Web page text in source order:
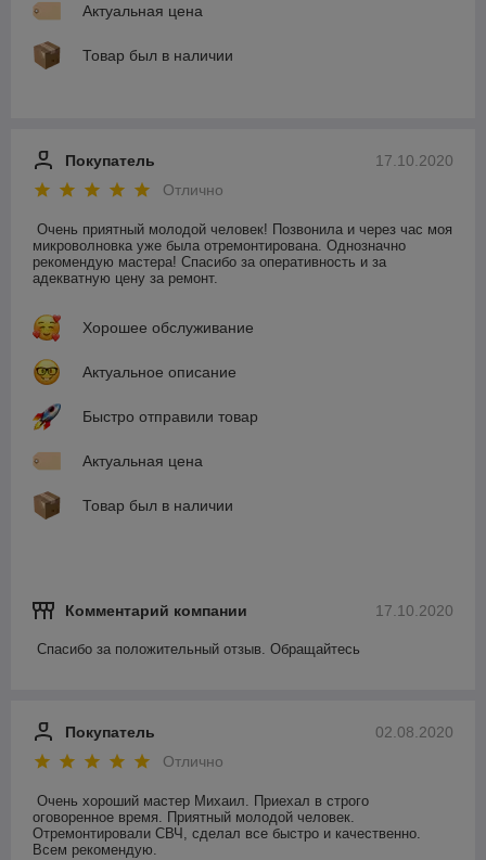
Актуальная цена
Товар был в наличии
17.10.2020
Покупатель
Отлично
Очень приятный молодой человек! Позвонила и через час моя
микроволновка уже была отремонтирована. Однозначно
рекомендую мастера! Спасибо за оперативность и за
адекватную цену за ремонт.
Хорошее обслуживание
Актуальное описание
Быстро отправили товар
Актуальная цена
Товар был в наличии
17.10.2020
Комментарий компании
Спасибо за положительный отзыв. Обращайтесь
02.08.2020
Покупатель
Отлично
Очень хороший мастер Михаил. Приехал в строго
оговоренное время. Приятный молодой человек.
Отремонтировали СВЧ, сделал все быстро и качественно.
Всем рекомендую.